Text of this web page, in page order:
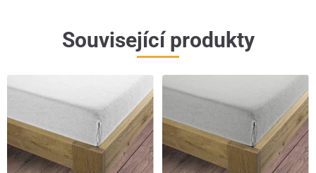
Související produkty